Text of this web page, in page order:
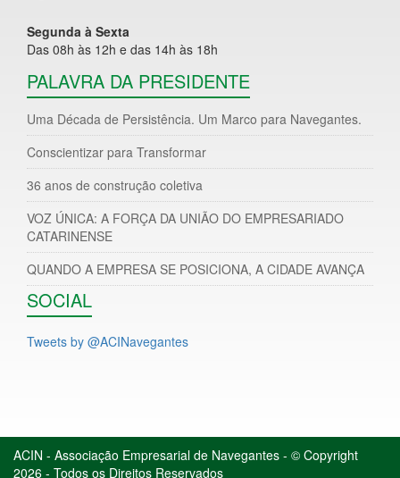
Segunda à Sexta
Das 08h às 12h e das 14h às 18h
PALAVRA DA PRESIDENTE
Uma Década de Persistência. Um Marco para Navegantes.
Conscientizar para Transformar
36 anos de construção coletiva
VOZ ÚNICA: A FORÇA DA UNIÃO DO EMPRESARIADO
CATARINENSE
QUANDO A EMPRESA SE POSICIONA, A CIDADE AVANÇA
SOCIAL
Tweets by @ACINavegantes
ACIN - Associação Empresarial de Navegantes - © Copyright
2026 - Todos os Direitos Reservados